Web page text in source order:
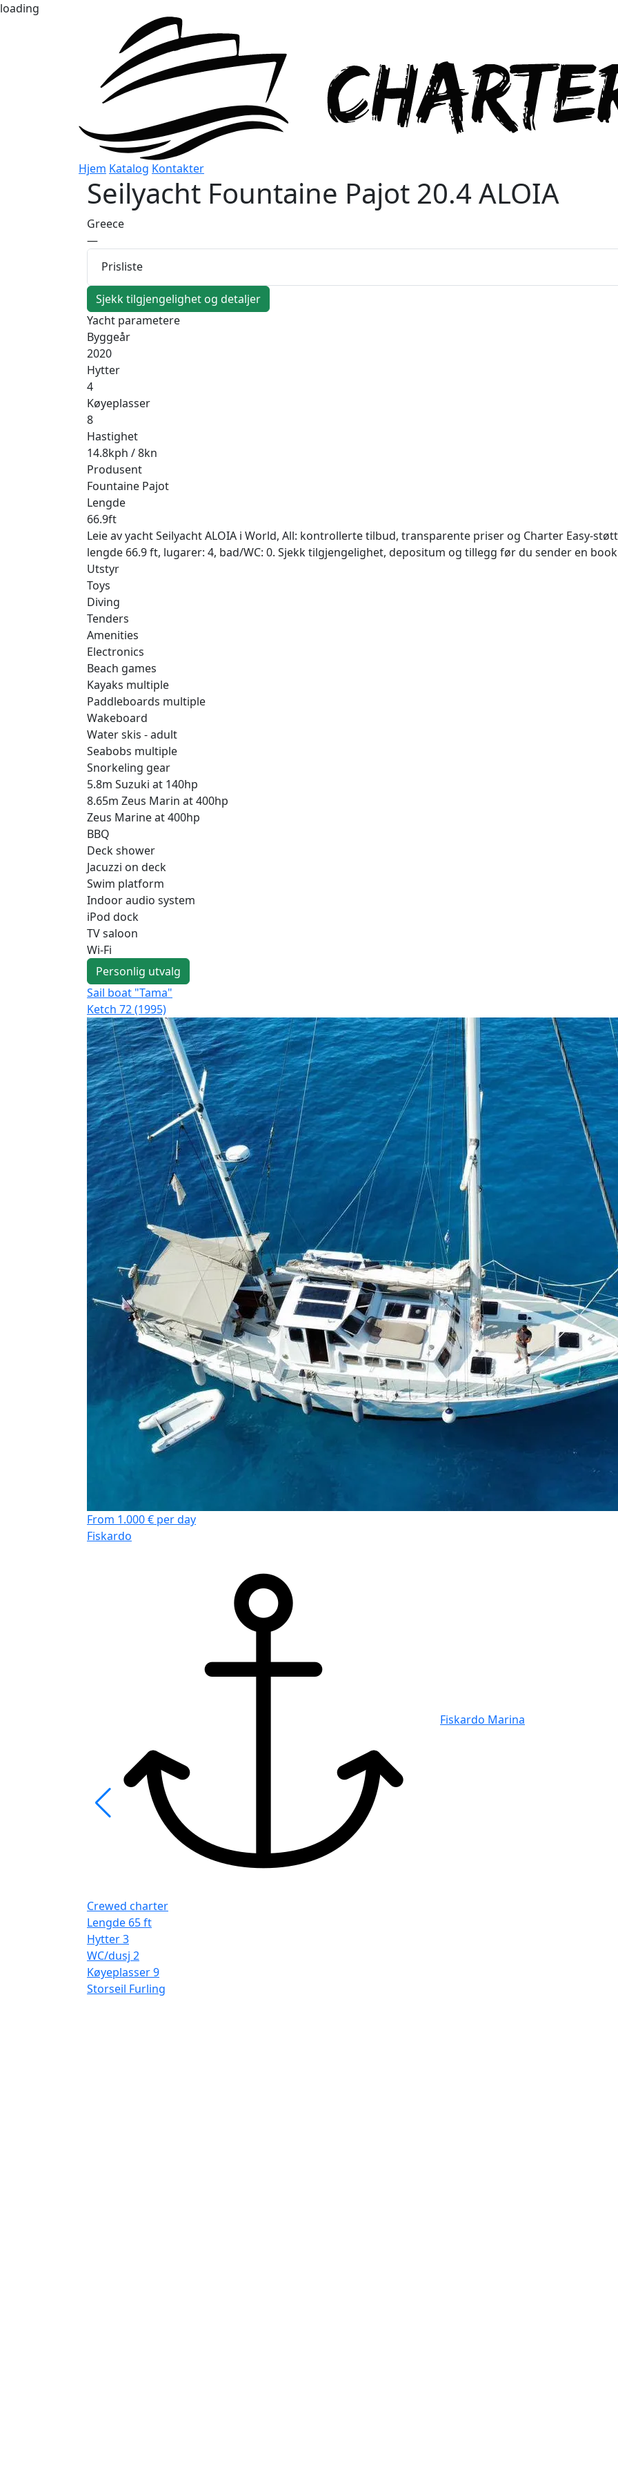
loading
Hjem Katalog Kontakter
Seilyacht Fountaine Pajot 20.4 ALOIA
Greece
—
Prisliste
Sjekk tilgjengelighet og detaljer
Yacht parametere
Byggeår
2020
Hytter
4
Køyeplasser
8
Hastighet
14.8kph / 8kn
Produsent
Fountaine Pajot
Lengde
66.9ft
Leie av yacht Seilyacht ALOIA i World, All: kontrollerte tilbud, transparente priser og Charter Easy-
lengde 66.9 ft, lugarer: 4, bad/WC: 0. Sjekk tilgjengelighet, depositum og tillegg før du sender en
Utstyr
Toys
Diving
Tenders
Amenities
Electronics
Beach games
Kayaks multiple
Paddleboards multiple
Wakeboard
Water skis - adult
Seabobs multiple
Snorkeling gear
5.8m Suzuki at 140hp
8.65m Zeus Marin at 400hp
Zeus Marine at 400hp
BBQ
Deck shower
Jacuzzi on deck
Swim platform
Indoor audio system
iPod dock
TV saloon
Wi-Fi
Personlig utvalg
Sail boat "Tama"
Ketch 72 (1995)
From 1.000 € per day
Fiskardo
Fiskardo Marina
Crewed charter
Lengde 65 ft
Hytter3
WC/dusj 2
Køyeplasser9
Storseil Furling